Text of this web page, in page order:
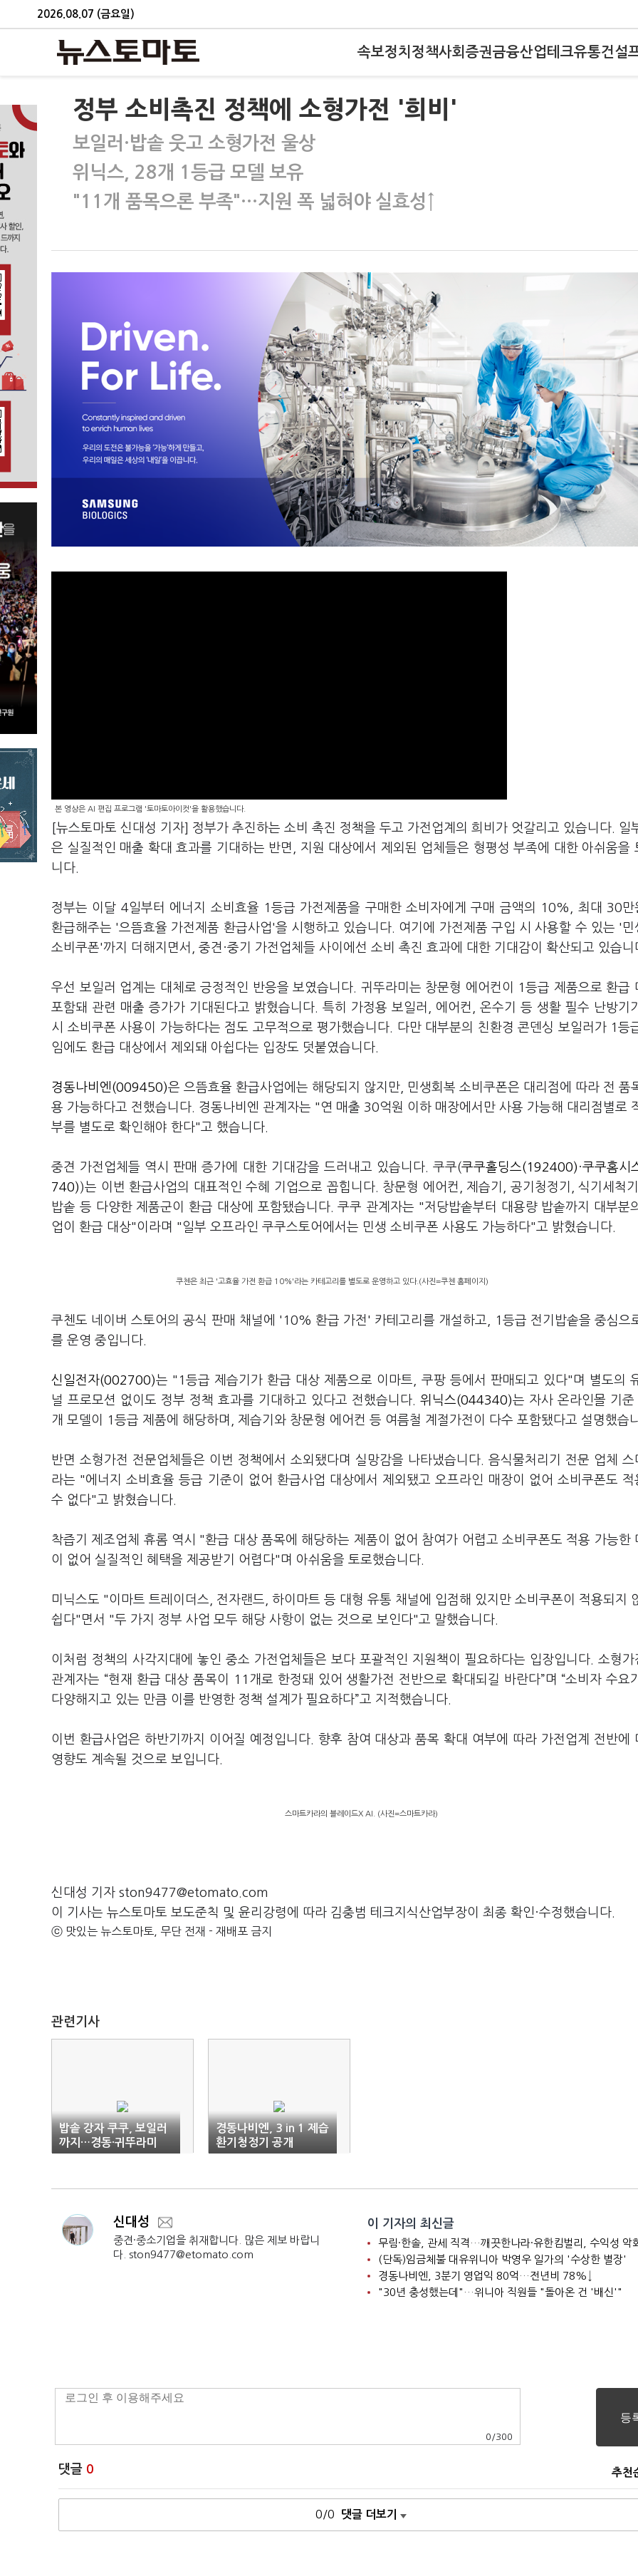
2026.08.07 (금요일)
속보정치 정책사회 증권금융산업테크유통건설
정부 소비촉진 정책에 소형가전 '희비'
보일러·밥솥 웃고 소형가전 울상
위닉스, 28개 1등급 모델 보유
"11개 품목으론 부족"…지원 폭 넓혀야 실효성↑
본 영상은 AI 편집 프로그램 '토마토아이컷'을 활용했습니다.
[뉴스토마토 신대성 기자] 정부가 추진하는 소비 촉진 정책을 두고 가전업계의 희비가 엇갈리고 있습니다. 일
은 실질적인 매출 확대 효과를 기대하는 반면, 지원 대상에서 제외된 업체들은 형평성 부족에 대한 아쉬움을
니다.
정부는 이달 4일부터 에너지 소비효율 1등급 가전제품을 구매한 소비자에게 구매 금액의 10%, 최대 30만
환급해주는 '으뜸효율 가전제품 환급사업'을 시행하고 있습니다. 여기에 가전제품 구입 시 사용할 수 있는 '민
소비쿠폰'까지 더해지면서, 중견·중기 가전업체들 사이에선 소비 촉진 효과에 대한 기대감이 확산되고 있습
우선 보일러 업계는 대체로 긍정적인 반응을 보였습니다. 귀뚜라미는 창문형 에어컨이 1등급 제품으로 환급
포함돼 관련 매출 증가가 기대된다고 밝혔습니다. 특히 가정용 보일러, 에어컨, 온수기 등 생활 필수 난방기
시 소비쿠폰 사용이 가능하다는 점도 고무적으로 평가했습니다. 다만 대부분의 친환경 콘덴싱 보일러가 1등
임에도 환급 대상에서 제외돼 아쉽다는 입장도 덧붙였습니다.
경동나비엔(009450)은 으뜸효율 환급사업에는 해당되지 않지만, 민생회복 소비쿠폰은 대리점에 따라 전 품
용 가능하다고 전했습니다. 경동나비엔 관계자는 "연 매출 30억원 이하 매장에서만 사용 가능해 대리점별로
부를 별도로 확인해야 한다"고 했습니다.
중견 가전업체들 역시 판매 증가에 대한 기대감을 드러내고 있습니다. 쿠쿠(쿠쿠홀딩스(192400) ·쿠쿠홈시
740) )는 이번 환급사업의 대표적인 수혜 기업으로 꼽힙니다. 창문형 에어컨, 제습기, 공기청정기, 식기세척
밥솥 등 다양한 제품군이 환급 대상에 포함됐습니다. 쿠쿠 관계자는 "저당밥솥부터 대용량 밥솥까지 대부분
업이 환급 대상"이라며 "일부 오프라인 쿠쿠스토어에서는 민생 소비쿠폰 사용도 가능하다"고 밝혔습니다.
쿠첸은 최근 '고효율 가전 환급 10%'라는 카테고리를 별도로 운영하고 있다.(사진=쿠첸 홈페이지)
쿠첸도 네이버 스토어의 공식 판매 채널에 '10% 환급 가전' 카테고리를 개설하고, 1등급 전기밥솥을 중심으
를 운영 중입니다.
신일전자(002700)는 "1등급 제습기가 환급 대상 제품으로 이마트, 쿠팡 등에서 판매되고 있다"며 별도의
널 프로모션 없이도 정부 정책 효과를 기대하고 있다고 전했습니다. 위닉스(044340)는 자사 온라인몰 기
개 모델이 1등급 제품에 해당하며, 제습기와 창문형 에어컨 등 여름철 계절가전이 다수 포함됐다고 설명했습
반면 소형가전 전문업체들은 이번 정책에서 소외됐다며 실망감을 나타냈습니다. 음식물처리기 전문 업체 스
라는 "에너지 소비효율 등급 기준이 없어 환급사업 대상에서 제외됐고 오프라인 매장이 없어 소비쿠폰도 적
수 없다"고 밝혔습니다.
착즙기 제조업체 휴롬 역시 "환급 대상 품목에 해당하는 제품이 없어 참여가 어렵고 소비쿠폰도 적용 가능한
이 없어 실질적인 혜택을 제공받기 어렵다"며 아쉬움을 토로했습니다.
미닉스도 "이마트 트레이더스, 전자랜드, 하이마트 등 대형 유통 채널에 입점해 있지만 소비쿠폰이 적용되지
쉽다"면서 "두 가지 정부 사업 모두 해당 사항이 없는 것으로 보인다"고 말했습니다.
이처럼 정책의 사각지대에 놓인 중소 가전업체들은 보다 포괄적인 지원책이 필요하다는 입장입니다. 소형가
관계자는 “현재 환급 대상 품목이 11개로 한정돼 있어 생활가전 전반으로 확대되길 바란다”며 “소비자 수요
다양해지고 있는 만큼 이를 반영한 정책 설계가 필요하다”고 지적했습니다.
이번 환급사업은 하반기까지 이어질 예정입니다. 향후 참여 대상과 품목 확대 여부에 따라 가전업계 전반에
영향도 계속될 것으로 보입니다.
스마트카라의 블레이드X AI. (사진=스마트카라)
신대성 기자 ston9477@etomato.com
이 기사는 뉴스토마토 보도준칙 및 윤리강령에 따라 김충범 테크지식산업부장이 최종 확인·수정했습니다.
ⓒ 맛있는 뉴스토마토, 무단 전재 - 재배포 금지
관련기사
밥솥 강자 쿠쿠, 보일러
까지…경동·귀뚜라미
'술렁'
경동나비엔, 3 in 1 제습
환기청정기 공개
신대성
중견·중소기업을 취재합니다. 많은 제보 바랍니
다. ston9477@etomato.com
이 기자의 최신글
무림·한솔, 관세 직격…깨끗한나라·유한킴벌리, 수익성 악
(단독)임금체불 대유위니아 박영우 일가의 '수상한 별장'
경동나비엔, 3분기 영업익 80억…전년비 78%↓
"30년 충성했는데"…위니아 직원들 "돌아온 건 '배신'"
0 /300
댓글 0 추천
0/0 댓글 더보기